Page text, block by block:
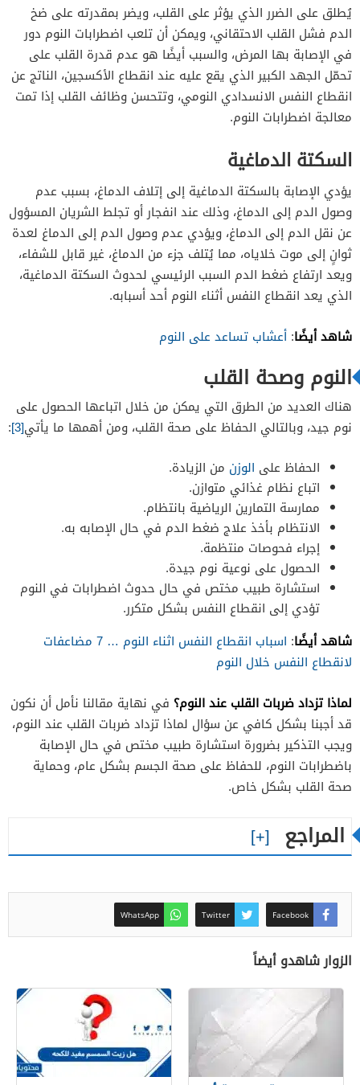
يُطلق على الضرر الذي يؤثر على القلب، ويضر بمقدرته على ضخ
الدم فشل القلب الاحتقاني، ويمكن أن تلعب اضطرابات النوم دور
في الإصابة بها المرض، والسبب أيضًا هو عدم قدرة القلب على
تحمّل الجهد الكبير الذي يقع عليه عند انقطاع الأكسجين، الناتج عن
انقطاع النفس الانسدادي النومي، وتتحسن وظائف القلب إذا تمت
معالجة اضطرابات النوم.
السكتة الدماغية
يؤدي الإصابة بالسكتة الدماغية إلى إتلاف الدماغ، بسبب عدم
وصول الدم إلى الدماغ، وذلك عند انفجار أو تجلط الشريان المسؤول
عن نقل الدم إلى الدماغ، ويؤدي عدم وصول الدم إلى الدماغ لعدة
ثوانٍ إلى موت خلاياه، مما يُتلف جزء من الدماغ، غير قابل للشفاء،
ويعد ارتفاع ضغط الدم السبب الرئيسي لحدوث السكتة الدماغية،
الذي يعد انقطاع النفس أثناء النوم أحد أسبابه.
شاهد أيضًا: أعشاب تساعد على النوم
النوم وصحة القلب
هناك العديد من الطرق التي يمكن من خلال اتباعها الحصول على
نوم جيد، وبالتالي الحفاظ على صحة القلب، ومن أهمها ما يأتي[3]
:
الحفاظ على الوزن من الزيادة.
اتباع نظام غذائي متوازن.
ممارسة التمارين الرياضية بانتظام.
الانتظام بأخذ علاج ضغط الدم في حال الإصابه به.
إجراء فحوصات منتظمة.
الحصول على نوعية نوم جيدة.
استشارة طبيب مختص في حال حدوث اضطرابات في النوم
تؤدي إلى انقطاع النفس بشكل متكرر.
شاهد أيضًا:
اسباب انقطاع النفس اثناء النوم … 7 مضاعفات
لانقطاع النفس خلال النوم
لماذا تزداد ضربات القلب عند النوم؟ في نهاية مقالنا نأمل أن نكون
قد أجبنا بشكل كافي عن سؤال لماذا تزداد ضربات القلب عند النوم،
ويجب التذكير بضرورة استشارة طبيب مختص في حال الإصابة
باضطرابات النوم، للحفاظ على صحة الجسم بشكل عام، وحماية
صحة القلب بشكل خاص.
المراجع
Facebook
Twitter
WhatsApp
الزوار شاهدو أيضاً